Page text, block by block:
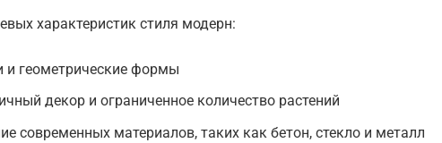
характеристик стиля модерн:
и геометрические формы
декор и ограниченное количество растений
современных материалов, таких как бетон, стекло и металл